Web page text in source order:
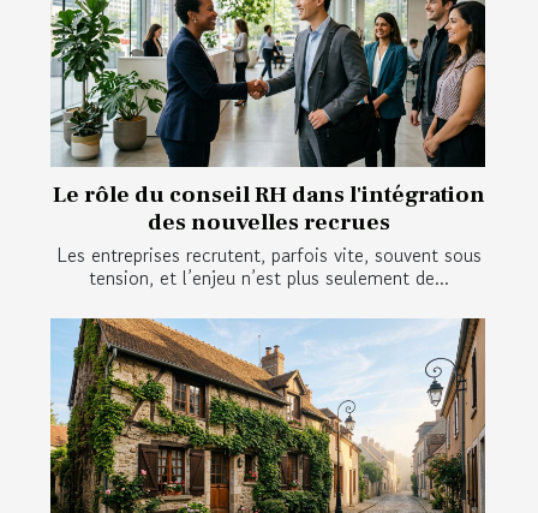
Le rôle du conseil RH dans l'intégration
des nouvelles recrues
Les entreprises recrutent, parfois vite, souvent sous
tension, et l’enjeu n’est plus seulement de...